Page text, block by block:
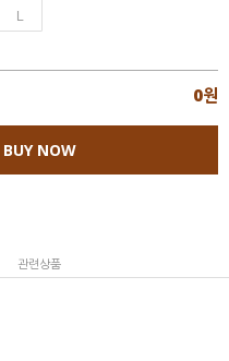
L
0원
BUY NOW
관련상품